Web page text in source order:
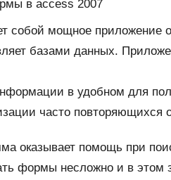
собой мощное приложение
базами данных.
в удобном для
часто повторяющихся
оказывает помощь при
формы несложно и в этом